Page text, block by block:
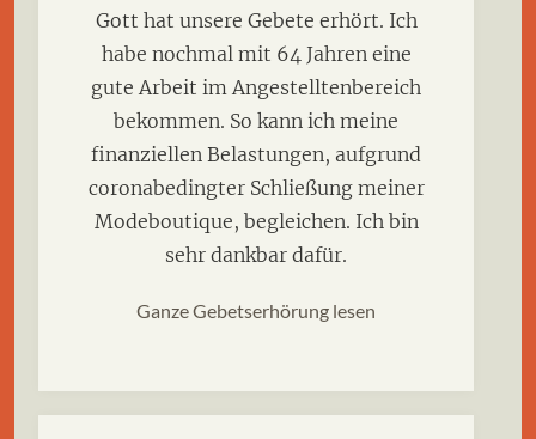
Gott hat unsere Gebete erhört. Ich
habe nochmal mit 64 Jahren eine
gute Arbeit im Angestelltenbereich
bekommen. So kann ich meine
finanziellen Belastungen, aufgrund
coronabedingter Schließung meiner
Modeboutique, begleichen. Ich bin
sehr dankbar dafür.
Ganze Gebetserhörung lesen